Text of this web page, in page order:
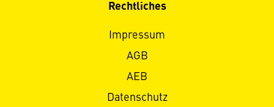
Rechtliches
Impressum
AGB
AEB
Datenschutz